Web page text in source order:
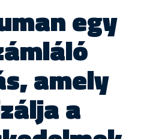
egy
amely
a